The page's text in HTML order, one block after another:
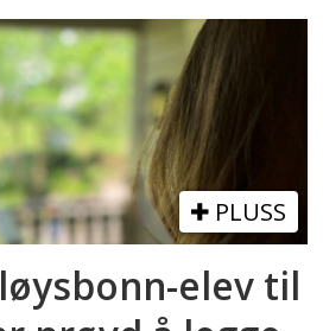
PLUSS
elev til